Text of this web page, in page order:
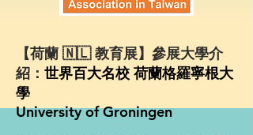
【荷蘭 🇳🇱 教育展】參展大學介
紹： 世界百大名校 荷蘭格羅寧根大
學
University ofGroningen